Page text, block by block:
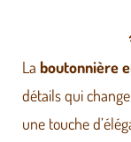
La boutonnière
détails qui
une touche